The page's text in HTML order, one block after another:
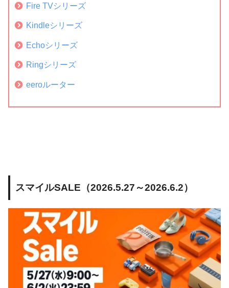
Fire TVシリーズ
Kindleシリーズ
Echoシリーズ
Ringシリーズ
eeroルーター
スマイルSALE（2026.5.27～2026.6.2）